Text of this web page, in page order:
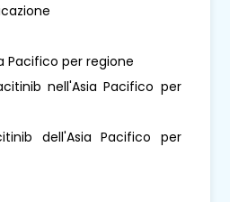
Pacifico per regione
nell'Asia Pacifico per
dell'Asia Pacifico per